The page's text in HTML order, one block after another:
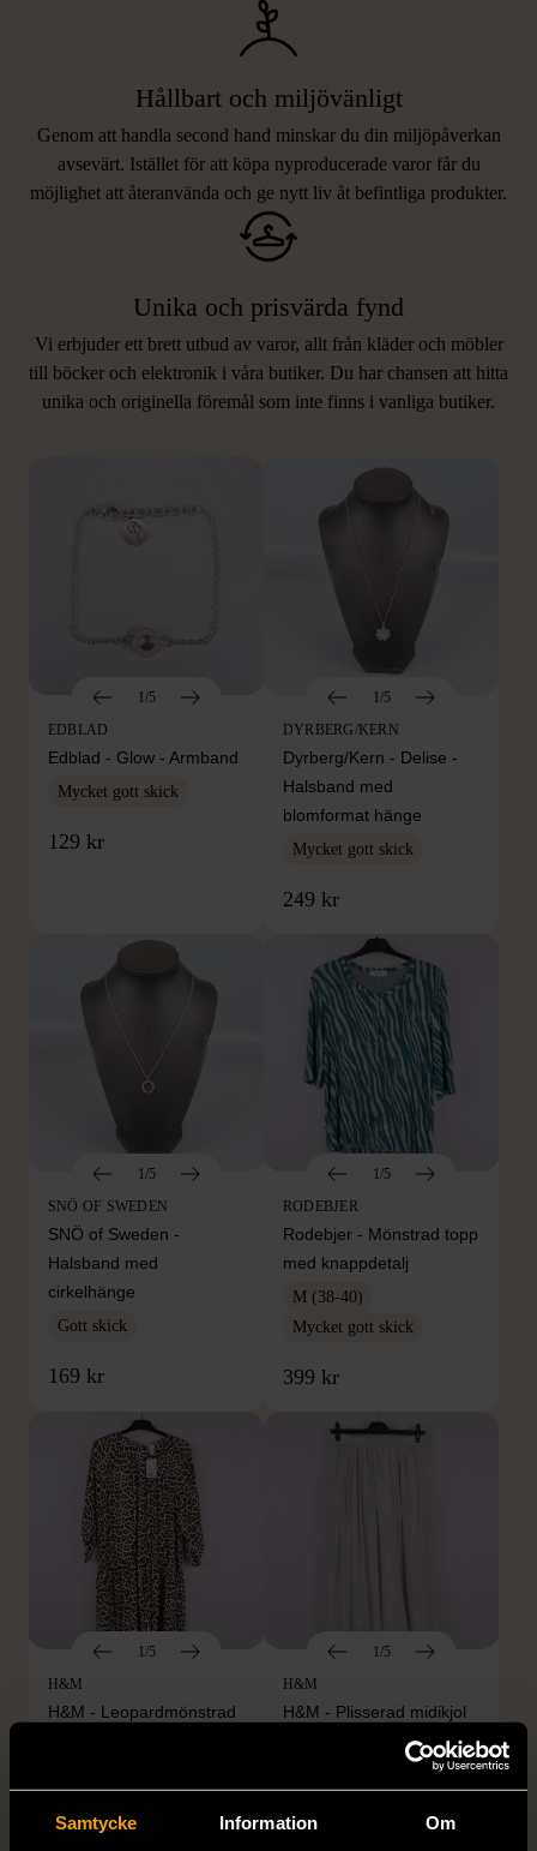
Samtycke Information Om
Hållbart och miljövänligt
Genom att handla second hand minskar du din miljöpåverkan
avsevärt. Istället för att köpa nyproducerade varor får du
möjlighet att återanvända och ge nytt liv åt befintliga produkter.
Unika och prisvärda fynd
Vi erbjuder ett brett utbud av varor, allt från kläder och möbler
till böcker och elektronik i våra butiker. Du har chansen att hitta
unika och originella föremål som inte finns i vanliga butiker.
LIKNANDE PRODUKTER
Hitta produkter som påminner om denna
1/5
EDBLAD
Edblad - Glow - Armband
Mycket gott skick
129 kr
1/5
DYRBERG/KERN
Dyrberg/Kern - Delise -
Halsband med
blomformat hänge
Mycket gott skick
249 kr
1/5
SNÖ OF SWEDEN
SNÖ of Sweden -
Halsband med
cirkelhänge
Gott skick
169 kr
1/5
RODEBJER
Rodebjer - Mönstrad topp
med knappdetalj
M (38-40)
Mycket gott skick
399 kr
1/5
H&M
H&M - Leopardmönstrad
99 kr
1/5
H&M
H&M - Plisserad midikjol
med resårmidja -